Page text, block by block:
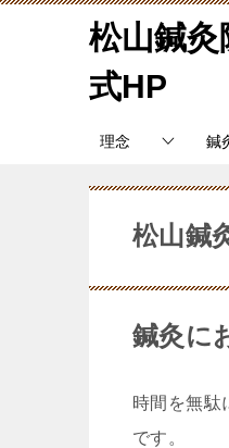
松山鍼灸
式HP
理念 鍼
松山鍼
鍼灸に
時間を無駄
です。